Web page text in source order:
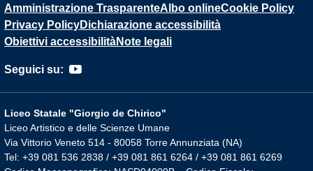
Amministrazione TrasparenteAlbo onlineCookie Policy
Privacy PolicyDichiarazione accessibilità
Obiettivi accessibilitàNote legali
Seguici su:
Liceo Statale "Giorgio de Chirico"
Liceo Artistico e delle Scienze Umane
Via Vittorio Veneto 514 - 80058 Torre Annunziata (NA)
Tel: +39 081 536 2838 / +39 081 861 6264 / +39 081 861 6269